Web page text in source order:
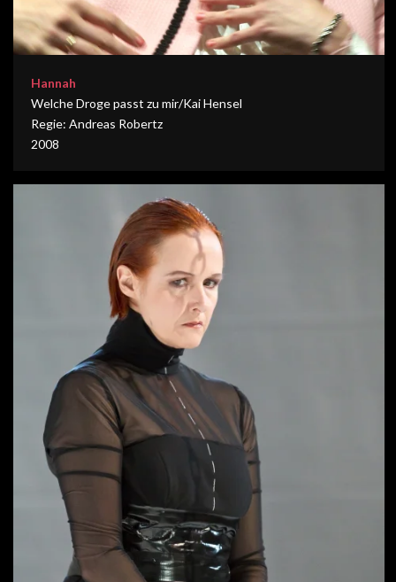
Hannah
Welche Droge passt zu mir/Kai Hensel
Regie: Andreas Robertz
2008